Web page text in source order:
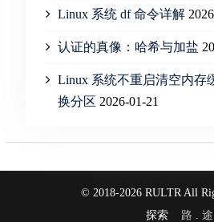
Linux 系统 df 命令详解
认证的真像：哈希与加盐
Linux 系统不重启清空内存
换分区 2026-01-21
© 2018-2026 RULTR All
探索 路 . 途